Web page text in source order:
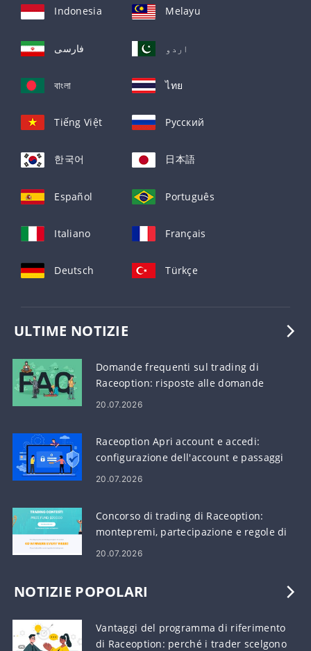
Indonesia Melayu
فارسی اردو
বাংলা ไทย
Tiếng Việt Русский
한국어 日本語
Español Português
Italiano Français
Deutsch Türkçe
ULTIME NOTIZIE
Domande frequenti sul trading di
Raceoption: risposte alle domande
comuni sul trading
20.07.2026
Raceoption Apri account e accedi:
configurazione dell'account e passaggi
di accesso
20.07.2026
Concorso di trading di Raceoption:
montepremi, partecipazione e regole di
$ 20.000
20.07.2026
NOTIZIE POPOLARI
Vantaggi del programma di riferimento
di Raceoption: perché i trader scelgono